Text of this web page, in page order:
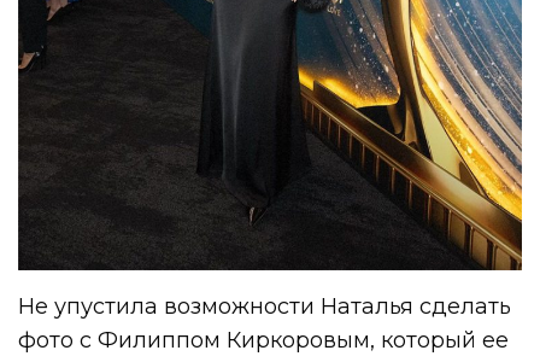
Не упустила возможности Наталья сделать
фото с Филиппом Киркоровым, который ее